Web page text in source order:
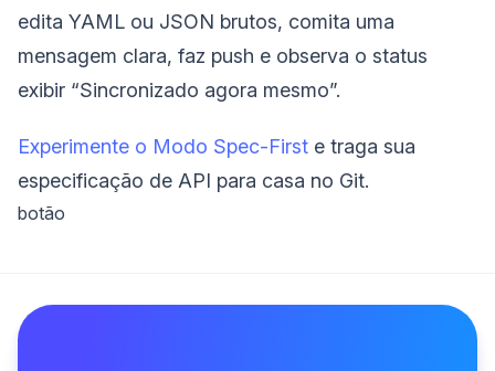
edita YAML ou JSON brutos, comita uma
mensagem clara, faz push e observa o status
exibir “Sincronizado agora mesmo”.
Experimente o Modo Spec-First e traga sua
especificação de API para casa no Git.
botão